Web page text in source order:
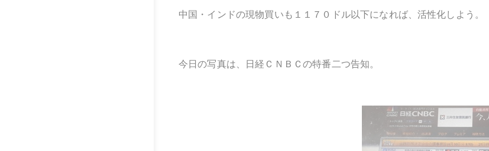
中国・インドの現物買いも１１７０ドル以下になれば、活性化しよう。
今日の写真は、日経ＣＮＢＣの特番二つ告知。